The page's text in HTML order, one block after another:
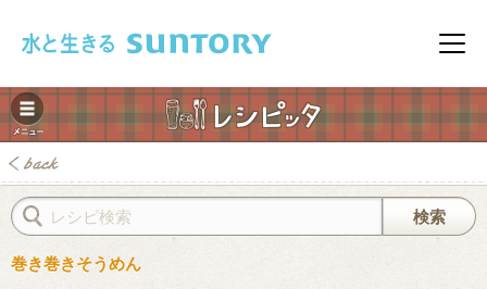
メニ
巻き巻きそうめん